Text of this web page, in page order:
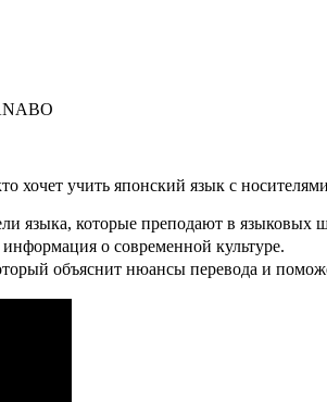
хочет учить японский язык с
языка, которые преподают в языковых
о современной культуре.
объяснит нюансы перевода и